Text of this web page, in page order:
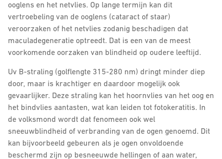
ooglens en het netvlies. Op lange termijn kan dit
vertroebeling van de ooglens (cataract of staar)
veroorzaken of het netvlies zodanig beschadigen dat
maculadegeneratie optreedt. Dat is een van de meest
voorkomende oorzaken van blindheid op oudere leeftijd.
Uv B-straling (golflengte 315-280 nm) dringt minder diep
door, maar is krachtiger en daardoor mogelijk ook
gevaarlijker. Deze straling kan het hoornvlies van het oog en
het bindvlies aantasten, wat kan leiden tot fotokeratitis. In
de volksmond wordt dat fenomeen ook wel
sneeuwblindheid of verbranding van de ogen genoemd. Dit
kan bijvoorbeeld gebeuren als je ogen onvoldoende
beschermd zijn op besneeuwde hellingen of aan water,